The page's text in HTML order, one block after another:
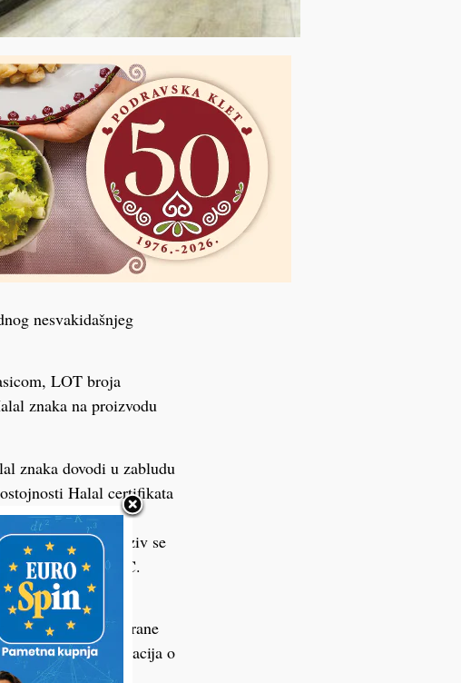
nesvakidašnjeg
LOT broja
znaka na proizvodu
znaka dovodi u zabludu
Halal certifikata
mjesto. Opoziv se
objavio je KTC.
su u skladu s
potrošačima hrane
više informacija o